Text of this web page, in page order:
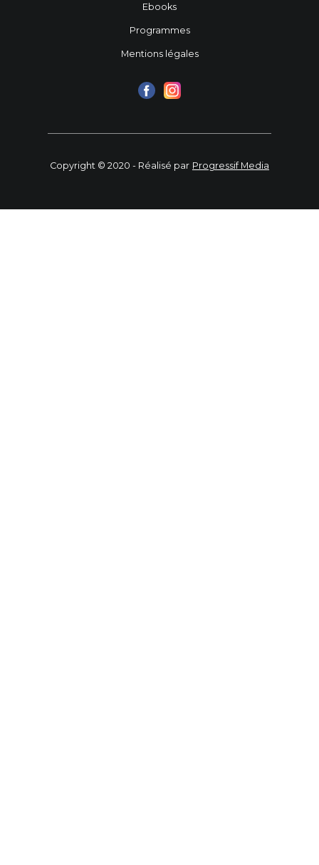
Ebooks
Programmes
Mentions légales
Copyright © 2020 - Réalisé par Progressif Media